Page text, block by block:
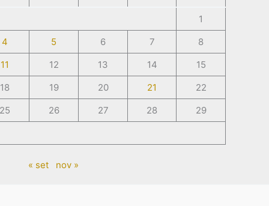
1
4
5 6 7
8
11
12 13 14
15
18
19 20 21
22
26 27 28 29
« set nov »